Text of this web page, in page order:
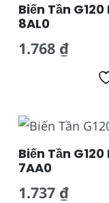
Biến Tần
8AL0
1.768 ₫
Biến Tần
7AA0
1.737 ₫